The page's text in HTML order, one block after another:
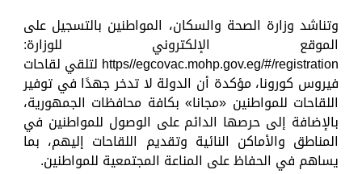
وتناشد وزارة الصحة والسكان، المواطنين بالتسجيل على
الموقع الإلكتروني للوزارة:
https//egcovac.mohp.gov.eg/#/registration لتلقي لقاحات
فيروس كورونا، مؤكدة أن الدولة لا تدخر جهدًا في توفير
اللقاحات للمواطنين «مجانا» بكافة محافظات الجمهورية،
بالإضافة إلى حرصها الدائم على الوصول للمواطنين في
المناطق والأماكن النائية وتقديم اللقاحات إليهم، بما
يساهم في الحفاظ على المناعة المجتمعية للمواطنين.